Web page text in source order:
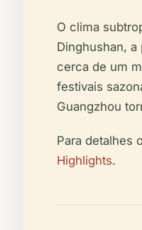
O clima
Dinghushan,
cerca de um
festivais
Guangzhou
Para detalhes
Highlights.